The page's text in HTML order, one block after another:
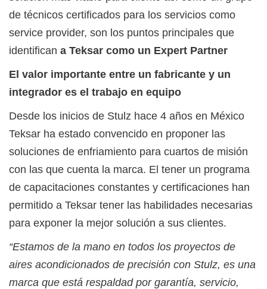
de técnicos certificados para los servicios como
service provider, son los puntos principales que
identifican a Teksar como un Expert Partner
El valor importante entre un fabricante y un
integrador es el trabajo en equipo
Desde los inicios de Stulz hace 4 años en México
Teksar ha estado convencido en proponer las
soluciones de enfriamiento para cuartos de misión
con las que cuenta la marca. El tener un programa
de capacitaciones constantes y certificaciones han
permitido a Teksar tener las habilidades necesarias
para exponer la mejor solución a sus clientes.
“Estamos de la mano en todos los proyectos de
aires acondicionados de precisión con Stulz, es una
marca que está respaldad por garantía, servicio,